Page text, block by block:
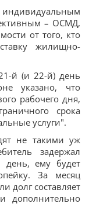
– ОСМД,
от того, кто
жилищно-
й (и 22-й) день
указано, что
рабочего дня,
срока
услуги".
не такими уж
задержал
ему будет
За месяц
долг составляет
дополнительно